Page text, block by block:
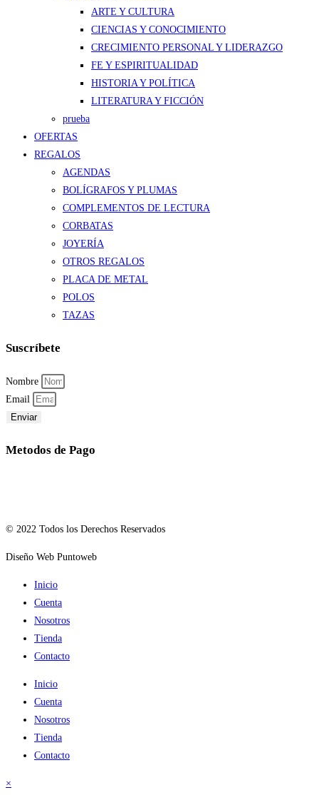
ARTE Y CULTURA
CIENCIAS Y CONOCIMIENTO
CRECIMIENTO PERSONAL Y LIDERAZGO
FE Y ESPIRITUALIDAD
HISTORIA Y POLÍTICA
LITERATURA Y FICCIÓN
prueba
OFERTAS
REGALOS
AGENDAS
BOLÍGRAFOS Y PLUMAS
COMPLEMENTOS DE LECTURA
CORBATAS
JOYERÍA
OTROS REGALOS
PLACA DE METAL
POLOS
TAZAS
Suscríbete
Nombre
Email
Enviar
Metodos de Pago
© 2022 Todos los Derechos Reservados
Diseño Web Puntoweb
Inicio
Cuenta
Nosotros
Tienda
Contacto
Inicio
Cuenta
Nosotros
Tienda
Contacto
×